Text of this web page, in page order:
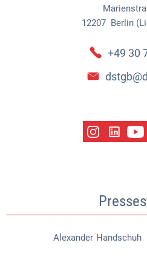
12207 Berlin
+49 30
Alexander Handschuh